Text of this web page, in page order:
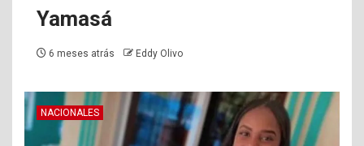
Yamasá
6 meses atrás Eddy Olivo
NACIONALES